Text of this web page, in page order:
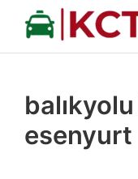
İçeriğe
esenyurt